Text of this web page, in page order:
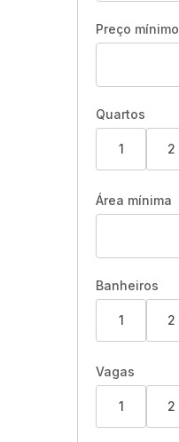
Preço mínimo
Quartos
1 2
Área mínima
Banheiros
1 2
Vagas
1 2